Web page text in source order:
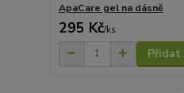
ApaCare gel na dásně
295 Kč/ks
Přidat